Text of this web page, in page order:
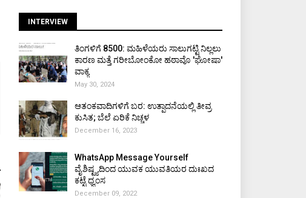
INTERVIEW
ತಿಂಗಳಿಗೆ ₹8500: ಮಹಿಳೆಯರು ಸಾಲುಗಟ್ಟಿ ನಿಲ್ಲಲು
ಕಾರಣ ಮತ್ತೆ ಗರೀಬೋಂಕೋ ಹಠಾವೊ 'ಘೋಷಾ'
ವಾಕ್ಯ
May 30, 2024
ಆತಂಕವಾದಿಗಳಿಗೆ ಬರ: ಉತ್ಪಾದನೆಯಲ್ಲಿ ತೀವ್ರ
ಕುಸಿತ; ಬೆಲೆ ಏರಿಕೆ ನಿಚ್ಚಳ
December 16, 2023
WhatsApp Message Yourself
ವೈಶಿಷ್ಟ್ಯದಿಂದ ಯುವಕ ಯುವತಿಯರ ದುಃಖದ
ಕಟ್ಟೆ ಧ್ವಂಸ
December 09, 2022